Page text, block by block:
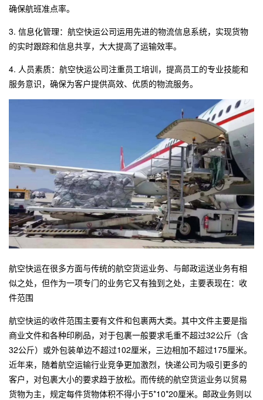
确保航班准点率。
3. 信息化管理：航空快运公司运用先进的物流信息系统，实现货物
的实时跟踪和信息共享，大大提高了运输效率。
4. 人员素质：航空快运公司注重员工培训，提高员工的专业技能和
服务意识，确保为客户提供高效、优质的物流服务。
航空快运在很多方面与传统的航空货运业务、与邮政运送业务有相
似之处，但作为一项专门的业务它又有独到之处，主要表现在：收
件范围
航空快运的收件范围主要有文件和包裹两大类。其中文件主要是指
商业文件和各种印刷品，对于包裹一般要求毛重不超过32公斤（含
32公斤）或外包装单边不超过102厘米，三边相加不超过175厘米。
近年来，随着航空运输行业竞争更加激烈，快递公司为吸引更多的
客户，对包裹大小的要求趋于放松。而传统的航空货运业务以贸易
货物为主，规定每件货物体积不得小于5*10*20厘米。邮政业务则以